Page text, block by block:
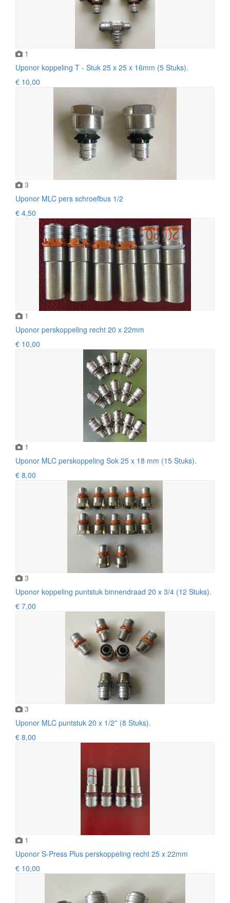
1
Uponor koppeling T - Stuk 25 x 25 x 16mm (5 Stuks).
€ 10,00
3
Uponor MLC pers schroefbus 1/2
€ 4,50
1
Uponor perskoppeling recht 20 x 22mm
€ 10,00
1
Uponor MLC perskoppeling Sok 25 x 18 mm (15 Stuks).
€ 8,00
3
Uponor koppeling puntstuk binnendraad 20 x 3/4 (12 Stuks).
€ 7,00
3
Uponor MLC puntstuk 20 x 1/2'' (8 Stuks).
€ 8,00
1
Uponor S-Press Plus perskoppeling recht 25 x 22mm
€ 10,00